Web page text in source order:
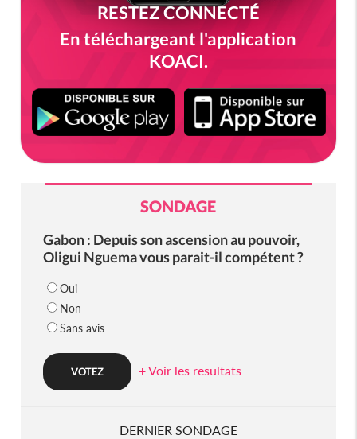
RESTEZ CONNECTÉ
En téléchargeant l'application
KOACI.
SONDAGE
Gabon : Depuis son ascension au pouvoir,
Oligui Nguema vous parait-il compétent ?
Oui
Non
Sans avis
+ Voir les resultats
DERNIER SONDAGE